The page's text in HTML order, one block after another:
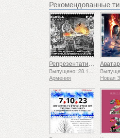
Рекомендованные
Репрезентативный список нематериального культурного наследия человечества ЮНЕСКО — Традиция кузнечного дела в Гюмри
Выпущено: 28.11.2025
Армения
Новая